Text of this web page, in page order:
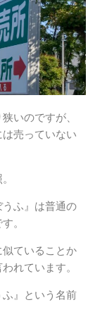
いのですが、
売っていない
ふ』は普通の
。
ていることか
れています。
』という名前